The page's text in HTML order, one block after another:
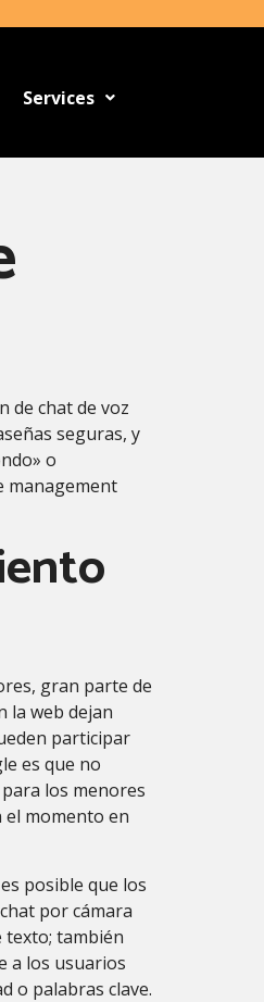
Services
de chat de voz
seguras, y
o
management
gran parte de
la web dejan
participar
es que no
los menores
el momento en
posible que los
por cámara
texto; también
a los usuarios
o palabras clave.